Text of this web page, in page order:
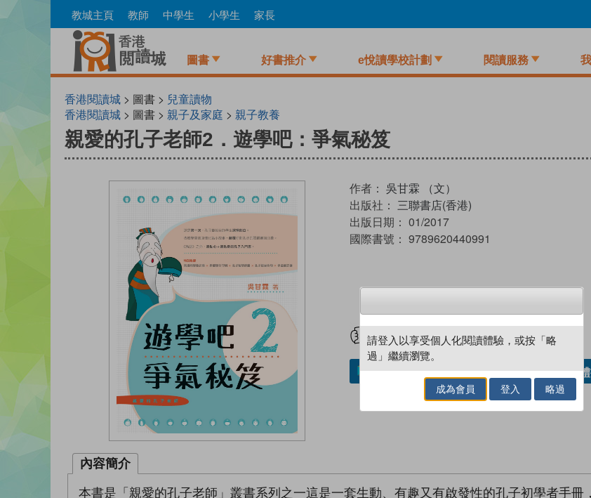
to
教城主頁 教師 中學生 小學生 家長
圖書 好書推介 e悅讀學校計劃 閱讀服務
香港閱讀城 > 圖書 > 兒童讀物
香港閱讀城 > 圖書 > 親子及家庭 > 親子教養
親愛的孔子老師2．遊學吧：爭氣秘笈
作者： 吳甘霖 （文）
出版社： 三聯書店(香港)
出版日期： 01/2017
國際書號： 9789620440991
試閲 加入閱讀紀錄
加入／閱讀電子書 借閱實
內容簡介
本書是「親愛的孔子老師」叢書系列之一這是一套生動、有趣又有啟發性的孔子初學者手
請登入以享受個人化閱讀體驗，或按「略
過」繼續瀏覽。
成為會員 登入 略過